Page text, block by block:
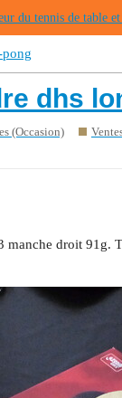
du tennis de table
dhs
(Occasion)
manche droit 91g.